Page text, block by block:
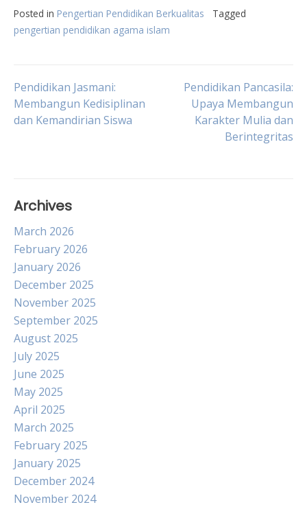
Posted in Pengertian Pendidikan Berkualitas
Tagged
pengertian pendidikan agama islam
Post
navigation
Pendidikan Jasmani:
Membangun Kedisiplinan
dan Kemandirian Siswa
Pendidikan Pancasila:
Upaya Membangun
Karakter Mulia dan
Berintegritas
Archives
March 2026
February 2026
January 2026
December 2025
November 2025
September 2025
August 2025
July 2025
June 2025
May 2025
April 2025
March 2025
February 2025
January 2025
December 2024
November 2024